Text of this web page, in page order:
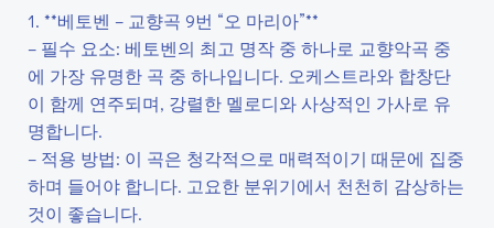
1. **베토벤 – 교향곡 9번 “오 마리아”**
– 필수 요소: 베토벤의 최고 명작 중 하나로 교향악곡 중
에 가장 유명한 곡 중 하나입니다. 오케스트라와 합창단
이 함께 연주되며, 강렬한 멜로디와 사상적인 가사로 유
명합니다.
– 적용 방법: 이 곡은 청각적으로 매력적이기 때문에 집중
하며 들어야 합니다. 고요한 분위기에서 천천히 감상하는
것이 좋습니다.